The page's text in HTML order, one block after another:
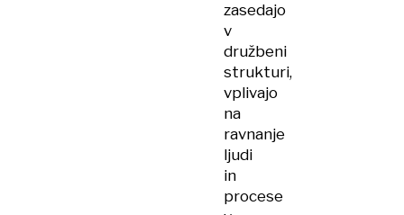
zasedajo
v
družbeni
strukturi,
vplivajo
na
ravnanje
ljudi
in
procese